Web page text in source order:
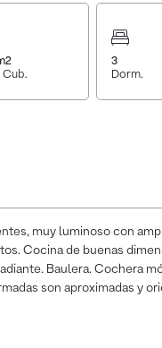
Cub.
3
Dorm.
muy luminoso con
Cocina de buenas
Baulera. Cochera
son aproximadas y